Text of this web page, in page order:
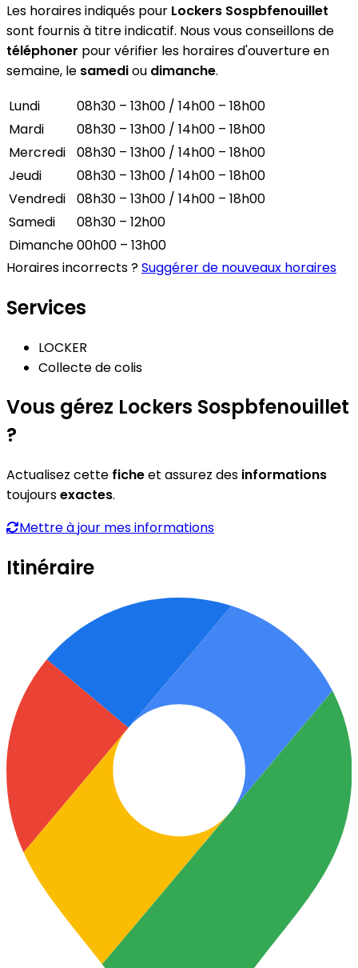
Les horaires indiqués pour Lockers Sospbfenouillet
sont fournis à titre indicatif. Nous vous conseillons de
téléphoner pour vérifier les horaires d'ouverture en
semaine, le samediou dimanche.
Lundi
08h30 – 13h00 / 14h00 – 18h00
Mardi
08h30 – 13h00 / 14h00 – 18h00
Mercredi
08h30 – 13h00 / 14h00 – 18h00
Jeudi
08h30 – 13h00 / 14h00 – 18h00
Vendredi
08h30 – 13h00 / 14h00 – 18h00
Samedi
08h30 – 12h00
Dimanche00h00 – 13h00
Horaires incorrects ?Suggérer de nouveaux horaires
Services
LOCKER
Collecte de colis
Vous gérez Lockers Sospbfenouillet
?
Actualisez cette ficheet assurez des informations
toujoursexactes.
Mettre à jour mes informations
Itinéraire